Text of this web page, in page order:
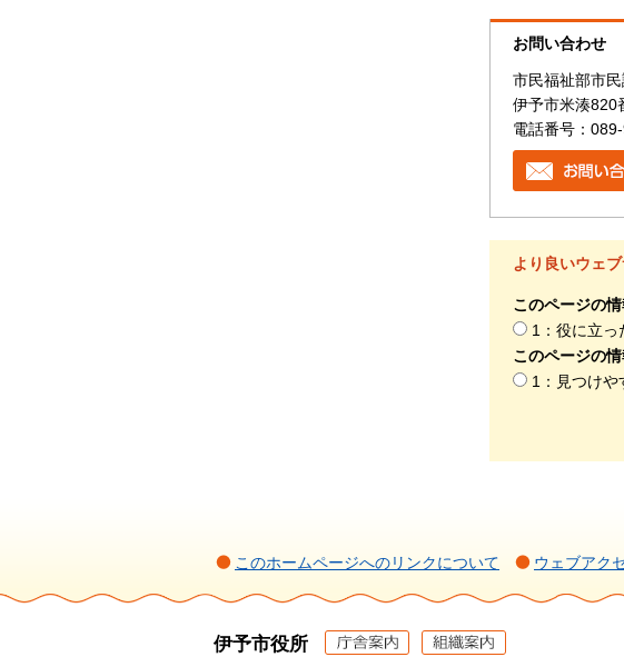
お問い合わせ
市民福祉部市
伊予市米湊820
電話番号：
より良いウェ
このページの
1：役に立っ
このページの
1：見つけや
このホームページへのリンクについて ウェブアク
伊予市役所